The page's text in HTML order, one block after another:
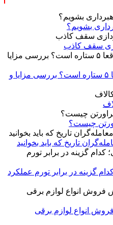
بشویم؟
سقف کاذب
آیا هتل نور حیات تهران واقعا ۵ ستاره است؟ بررسی مزایا و
چیست؟
گزینه در برابر تورم عملکرد
انواع لوازم برقی